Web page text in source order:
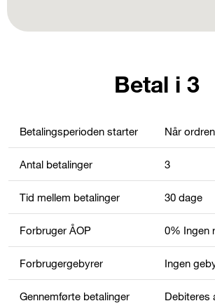
Betal i 3
Betalingsperioden starter Når
Antal betalinger 3
Tid mellem betalinger 30 dage
Forbruger ÅOP 0% Ingen
Forbrugergebyrer Ingen
Gennemførte betalinger Debiteres